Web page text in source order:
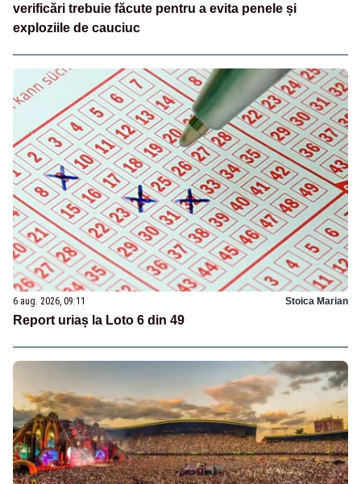
verificări trebuie făcute pentru a evita penele și
exploziile de cauciuc
6 aug. 2026, 09:11 Stoica Marian
Report uriaș la Loto 6 din 49